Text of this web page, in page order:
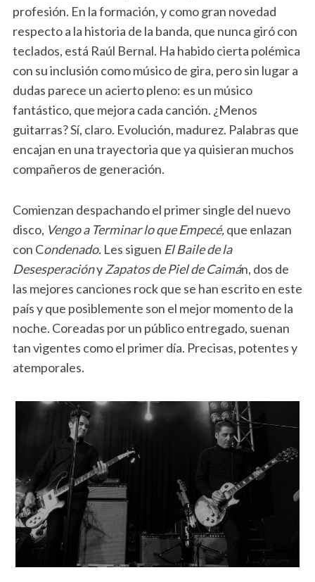
profesión. En la formación, y como gran novedad
respecto a la historia de la banda, que nunca giró con
teclados, está Raúl Bernal. Ha habido cierta polémica
con su inclusión como músico de gira, pero sin lugar a
dudas parece un acierto pleno: es un músico
fantástico, que mejora cada canción. ¿Menos
guitarras? Sí, claro. Evolución, madurez. Palabras que
encajan en una trayectoria que ya quisieran muchos
compañeros de generación.
Comienzan despachando el primer single del nuevo
disco, Vengo a Terminar lo que Empecé,que enlazan
con Condenado. Les siguen El Baile de la
DesesperaciónyZapatos de Piel de Caimán, dos de
las mejores canciones rock que se han escrito en este
país y que posiblemente son el mejor momento de la
noche. Coreadas por un público entregado, suenan
tan vigentes como el primer día. Precisas, potentes y
atemporales.